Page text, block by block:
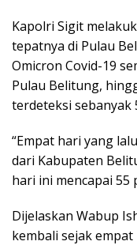
Kapolri Sigit
tepatnya di Pulau
Omicron Covid-19
Pulau Belitung,
terdeteksi sebanyak
“Empat hari yang
dari Kabupaten
hari ini mencapai 55
Dijelaskan Wabup
kembali sejak